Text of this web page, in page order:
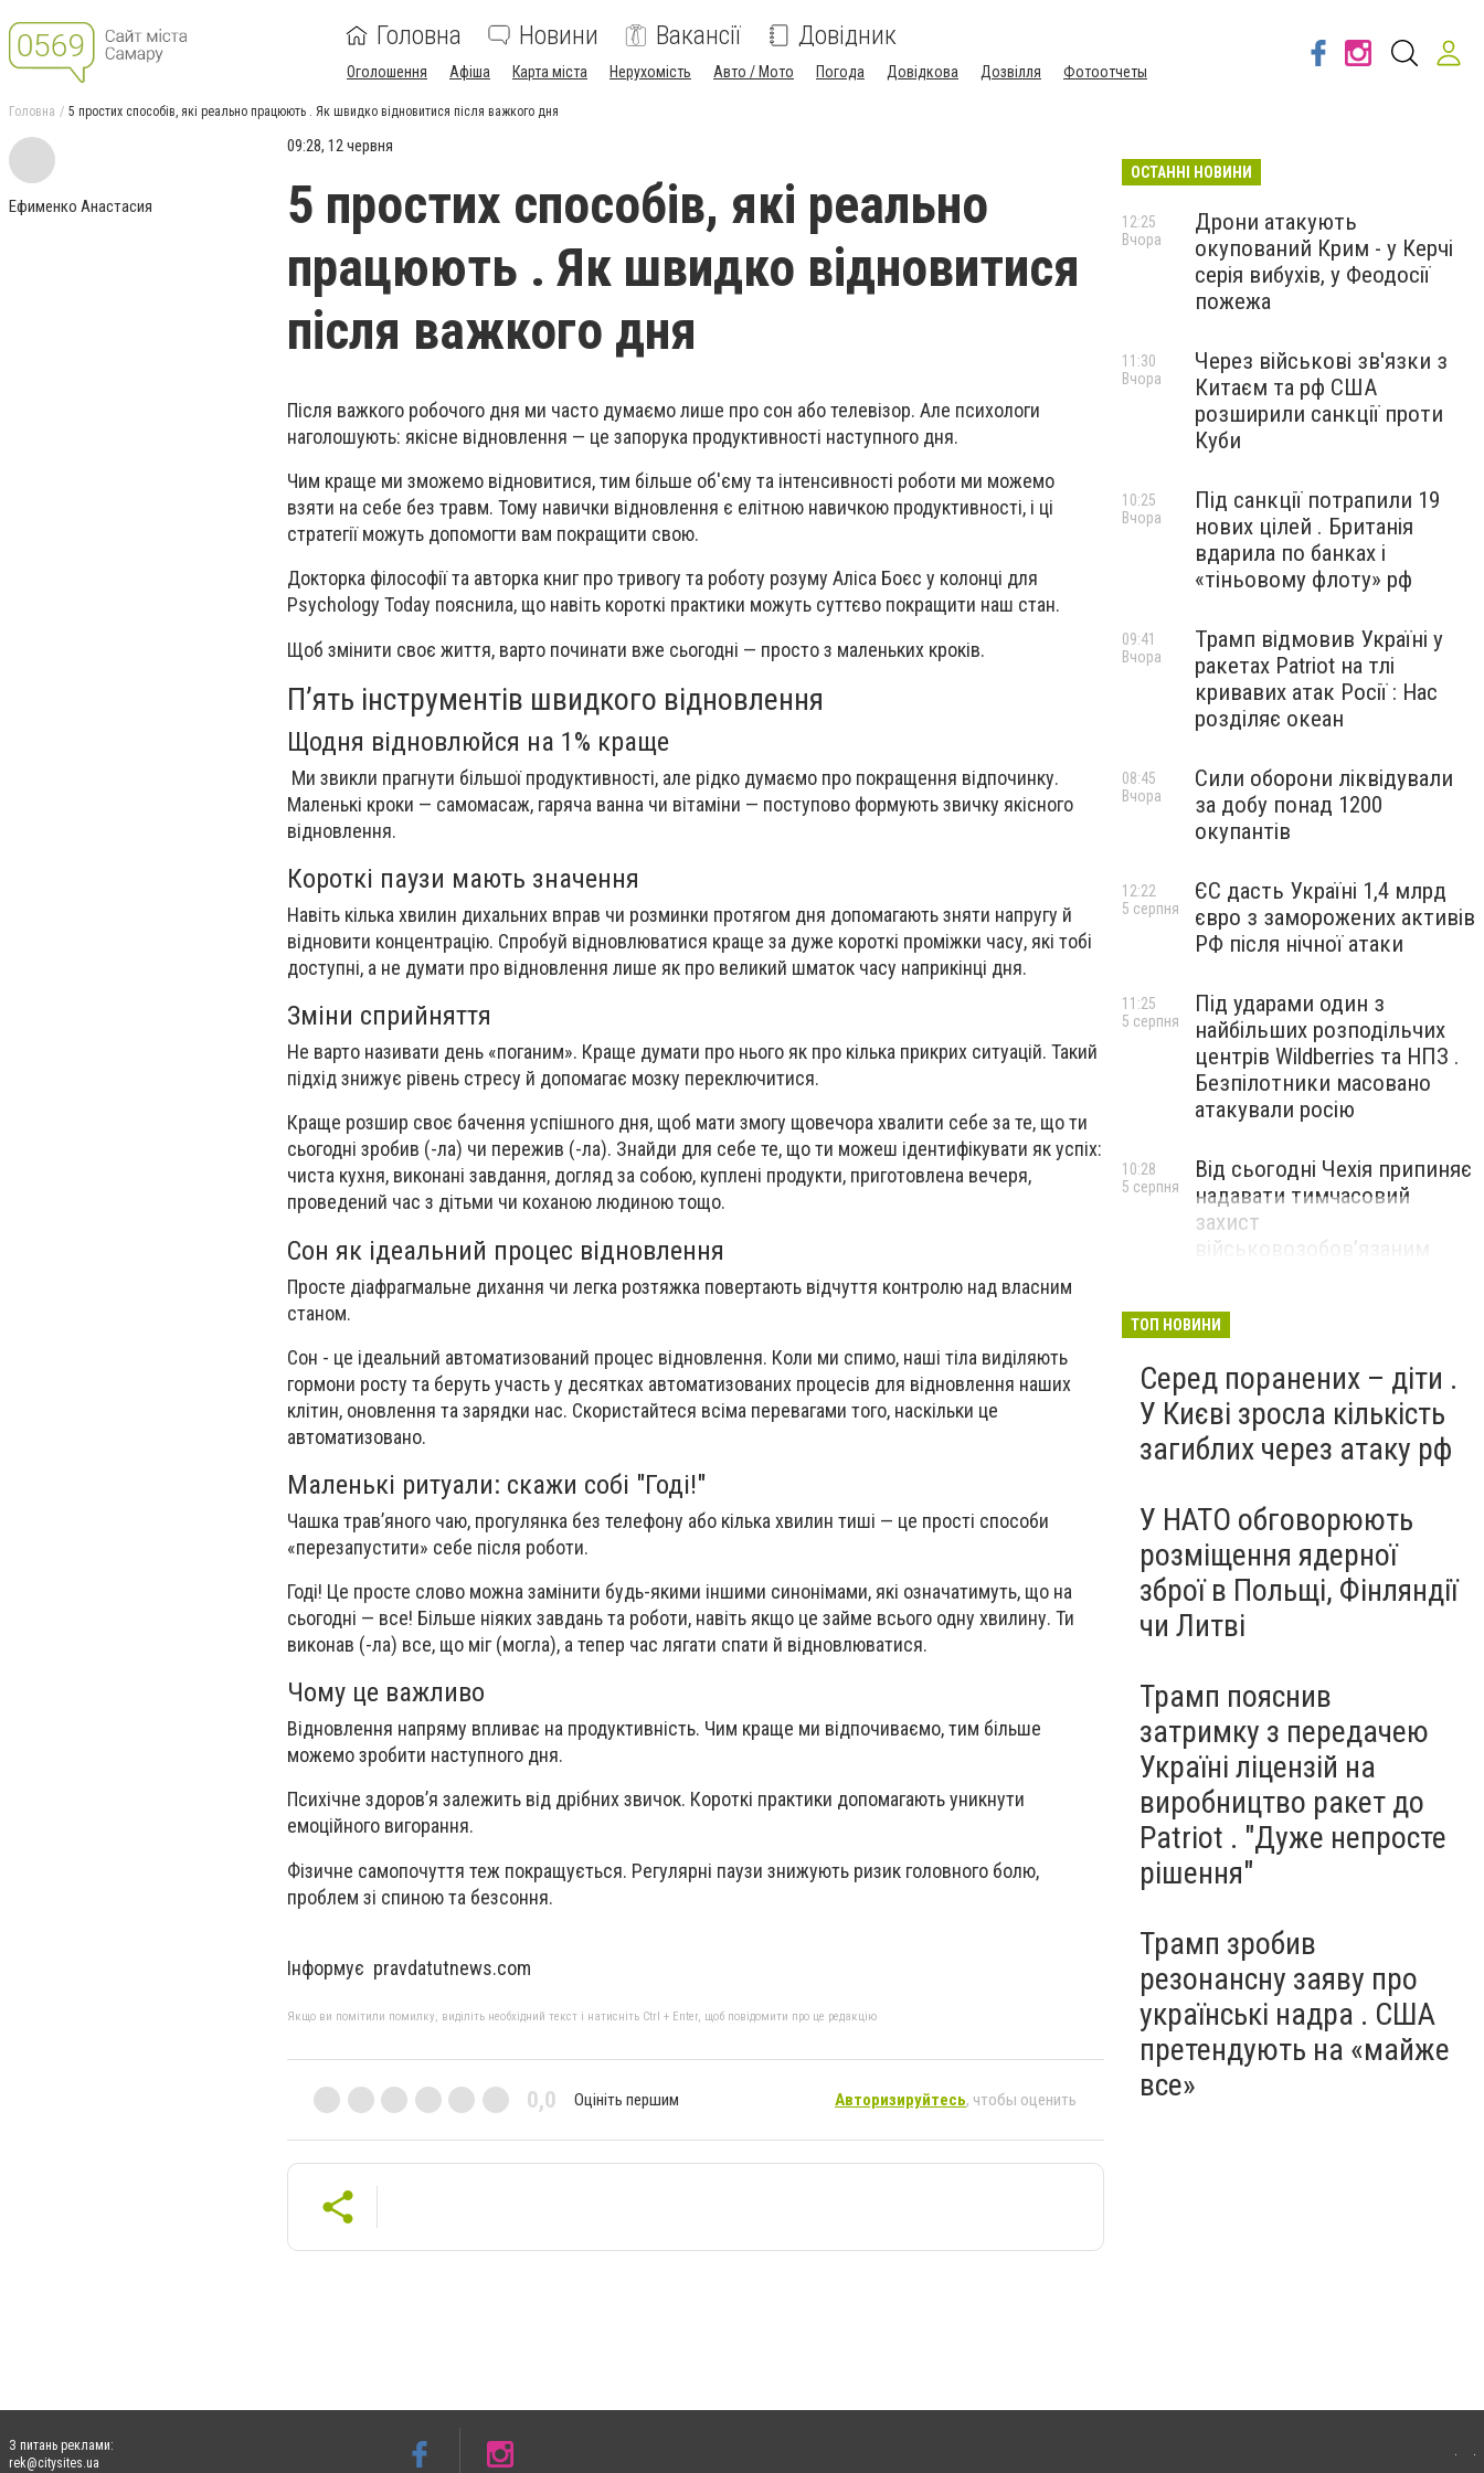
Головна Новини Вакансії Довідник
Оголошення Афіша Карта міста Нерухомість Авто / Мото Погода Довідкова Дозвілля Фотоотчеты
Головна 5 простих способів, які реально працюють . Як швидко відновитися після важкого дня
Ефименко Анастасия
09:28, 12 червня
5 простих способів, які реально
працюють . Як швидко відновитися
після важкого дня
Після важкого робочого дня ми часто думаємо лише про сон або телевізор. Але психологи
наголошують: якісне відновлення — це запорука продуктивності наступного дня.
Чим краще ми зможемо відновитися, тим більше об'єму та інтенсивності роботи ми можемо
взяти на себе без травм. Тому навички відновлення є елітною навичкою продуктивності, і ці
стратегії можуть допомогти вам покращити свою.
Докторка філософії та авторка книг про тривогу та роботу розуму Аліса Боєс у колонці для
Psychology Today пояснила, що навіть короткі практики можуть суттєво покращити наш стан.
Щоб змінити своє життя, варто починати вже сьогодні — просто з маленьких кроків.
П’ять інструментів швидкого відновлення
Щодня відновлюйся на 1% краще
Ми звикли прагнути більшої продуктивності, але рідко думаємо про покращення відпочинку.
Маленькі кроки — самомасаж, гаряча ванна чи вітаміни — поступово формують звичку якісного
відновлення.
Короткі паузи мають значення
Навіть кілька хвилин дихальних вправ чи розминки протягом дня допомагають зняти напругу й
відновити концентрацію. Спробуй відновлюватися краще за дуже короткі проміжки часу, які тобі
доступні, а не думати про відновлення лише як про великий шматок часу наприкінці дня.
Зміни сприйняття
Не варто називати день «поганим». Краще думати про нього як про кілька прикрих ситуацій. Такий
підхід знижує рівень стресу й допомагає мозку переключитися.
Краще розшир своє бачення успішного дня, щоб мати змогу щовечора хвалити себе за те, що ти
сьогодні зробив (-ла) чи пережив (-ла). Знайди для себе те, що ти можеш ідентифікувати як успіх:
чиста кухня, виконані завдання, догляд за собою, куплені продукти, приготовлена вечеря,
проведений час з дітьми чи коханою людиною тощо.
Сон як ідеальний процес відновлення
Просте діафрагмальне дихання чи легка розтяжка повертають відчуття контролю над власним
станом.
Сон - це ідеальний автоматизований процес відновлення. Коли ми спимо, наші тіла виділяють
гормони росту та беруть участь у десятках автоматизованих процесів для відновлення наших
клітин, оновлення та зарядки нас. Скористайтеся всіма перевагами того, наскільки це
автоматизовано.
Маленькі ритуали: скажи собі "Годі!"
Чашка трав’яного чаю, прогулянка без телефону або кілька хвилин тиші — це прості способи
«перезапустити» себе після роботи.
Годі! Це просте слово можна замінити будь-якими іншими синонімами, які означатимуть, що на
сьогодні — все! Більше ніяких завдань та роботи, навіть якщо це займе всього одну хвилину. Ти
виконав (-ла) все, що міг (могла), а тепер час лягати спати й відновлюватися.
Чому це важливо
Відновлення напряму впливає на продуктивність. Чим краще ми відпочиваємо, тим більше
можемо зробити наступного дня.
Психічне здоров’я залежить від дрібних звичок. Короткі практики допомагають уникнути
емоційного вигорання.
Фізичне самопочуття теж покращується. Регулярні паузи знижують ризик головного болю,
проблем зі спиною та безсоння.
Інформує pravdatutnews.com
Якщо ви помітили помилку, виділіть необхідний текст і натисніть Ctrl + Enter, щоб повідомити про це редакцію
0,0 Оцініть першим Авторизируйтесь, чтобы оценить
ОСТАННІ НОВИНИ
Дрони атакують
окупований Крим - у Керчі
серія вибухів, у Феодосії
пожежа
12:25
Вчора
Через військові зв'язки з
Китаєм та рф США
розширили санкції проти
Куби
11:30
Вчора
Під санкції потрапили 19
нових цілей . Британія
вдарила по банках і
«тіньовому флоту» рф
10:25
Вчора
Трамп відмовив Україні у
ракетах Patriot на тлі
кривавих атак Росії : Нас
розділяє океан
09:41
Вчора
Сили оборони ліквідували
за добу понад 1200
окупантів
08:45
Вчора
ЄС дасть Україні 1,4 млрд
євро з заморожених активів
РФ після нічної атаки
12:22
5 серпня
Під ударами один з
найбільших розподільчих
центрів Wildberries та НПЗ .
Безпілотники масовано
атакували росію
11:25
5 серпня
Від сьогодні Чехія припиняє
надавати тимчасовий
захист
військовозобов’язаним
10:28
5 серпня
ТОП НОВИНИ
Серед поранених – діти .
У Києві зросла кількість
загиблих через атаку рф
У НАТО обговорюють
розміщення ядерної
зброї в Польщі, Фінляндії
чи Литві
Трамп пояснив
затримку з передачею
Україні ліцензій на
виробництво ракет до
Patriot . "Дуже непросте
рішення"
Трамп зробив
резонансну заяву про
українські надра . США
претендують на «майже
все»
З питань реклами:
rek@citysites.ua